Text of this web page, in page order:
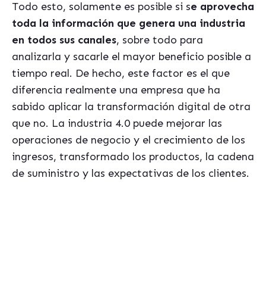
Todo esto, solamente es posible si se aprovecha
toda la información que genera una industria
en todos sus canales, sobre todo para
analizarla y sacarle el mayor beneficio posible a
tiempo real. De hecho, este factor es el que
diferencia realmente una empresa que ha
sabido aplicar la transformación digital de otra
que no. La industria 4.0 puede mejorar las
operaciones de negocio y el crecimiento de los
ingresos, transformado los productos, la cadena
de suministro y las expectativas de los clientes.